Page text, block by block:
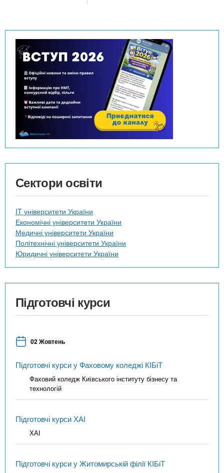
Сектори освіти
IT університети України
Економічні університети України
Медичні університети України
Політехнічні університети України
Юридичні університети України
Підготовчі курси
02 Жовтень
Підготовчі курси у Фаховому коледжі КІБіТ
Фаховий коледж Київського інституту бізнесу та
технологій
Підготовчі курси ХАІ
ХАІ
Підготовчі курси у Житомирській філії КІБіТ